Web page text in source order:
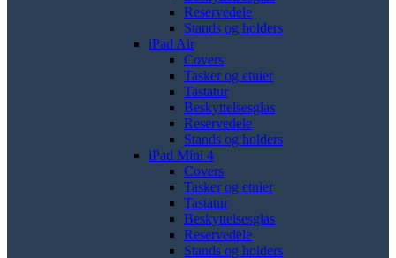
Reservedele
Stands og holders
iPad Air
Covers
Tasker og etuier
Tastatur
Beskyttelsesglas
Reservedele
Stands og holders
iPad Mini 4
Covers
Tasker og etuier
Tastatur
Beskyttelsesglas
Reservedele
Stands og holders